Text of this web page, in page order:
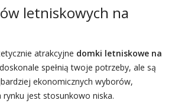
letniskowych na
atrakcyjne domki letniskowe na
spełnią twoje potrzeby, ale są
ekonomicznych wyborów,
rynku jest stosunkowo niska.